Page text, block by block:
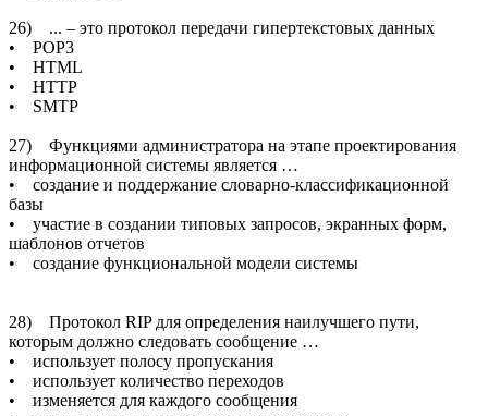
26) ... – это протокол передачи гипертекстовых данных
• POP3
• HTML
• HTTP
• SMTP
27) Функциями администратора на этапе проектирования
информационной системы является …
• создание и поддержание словарно-классификационной
базы
• участие в создании типовых запросов, экранных форм,
шаблонов отчетов
• создание функциональной модели системы
28) Протокол RIP для определения наилучшего пути,
которым должно следовать сообщение …
• использует полосу пропускания
• использует количество переходов
• изменяется для каждого сообщения